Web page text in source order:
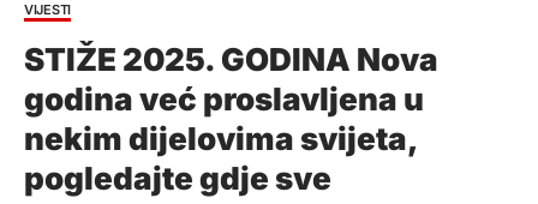
VIJESTI
STIŽE 2025. GODINA Nova
godina već proslavljena u
nekim dijelovima svijeta,
pogledajte gdje sve